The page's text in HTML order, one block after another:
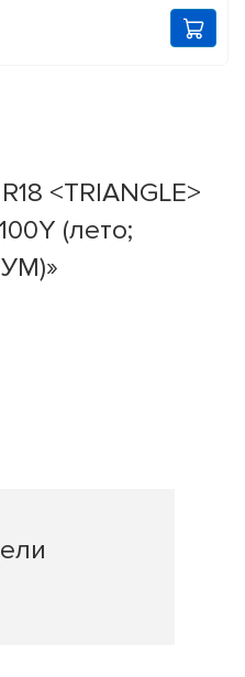
<TRIANGLE>
(лето;